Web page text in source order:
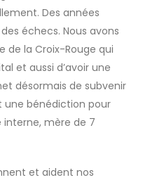
Des années
échecs. Nous avons
de la Croix-Rouge qui
et aussi d’avoir une
désormais de subvenir
une bénédiction pour
interne, mère de 7
et aident nos